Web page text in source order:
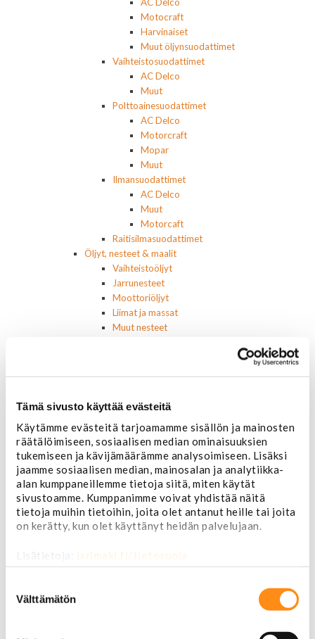
Tämä sivusto käyttää evästeitä
Käytämme evästeitä tarjoamamme sisällön ja mainosten
räätälöimiseen, sosiaalisen median ominaisuuksien
tukemiseen ja kävijämäärämme analysoimiseen. Lisäksi
jaamme sosiaalisen median, mainosalan ja analytiikka-
alan kumppaneillemme tietoja siitä, miten käytät
sivustoamme. Kumppanimme voivat yhdistää näitä
tietoja muihin tietoihin, joita olet antanut heille tai joita
on kerätty, kun olet käyttänyt heidän palvelujaan.
Lisätietoja: jarimaki.fi/tietosuoja
valinta
Välttämätön
Motocraft
Harvinaiset
Muut öljynsuodattimet
Vaihteistosuodattimet
AC Delco
Muut
Polttoainesuodattimet
AC Delco
Motorcraft
Mopar
Muut
Ilmansuodattimet
AC Delco
Muut
Motorcaft
Raitisilmasuodattimet
Öljyt, nesteet & maalit
Vaihteistoöljyt
Jarrunesteet
Moottoriöljyt
Liimat ja massat
Muut nesteet
Muu autokirjallisuus
Starcraft levikesarja 97-03
Mustang korinosat
Chevrolet
Van 1978-1996
Van 1997-
Pick upp 1988-1999
Pick upp 2000-2007
Pick upp 2008-